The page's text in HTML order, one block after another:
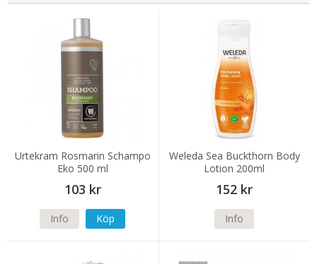
Urtekram Rosmarin Schampo
Eko 500 ml
103 kr
Info Köp
Weleda Sea Buckthorn Body
Lotion 200ml
152 kr
Info